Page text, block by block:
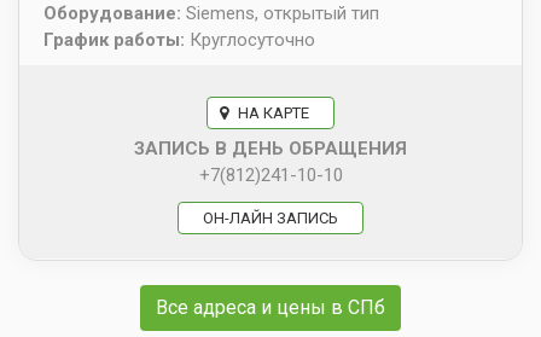
Оборудование: Siemens, открытый тип
График работы: Круглосуточно
НА КАРТЕ
ЗАПИСЬ В ДЕНЬ ОБРАЩЕНИЯ
+7(812)241-10-10
ОН-ЛАЙН ЗАПИСЬ
Все адреса и цены в СПб